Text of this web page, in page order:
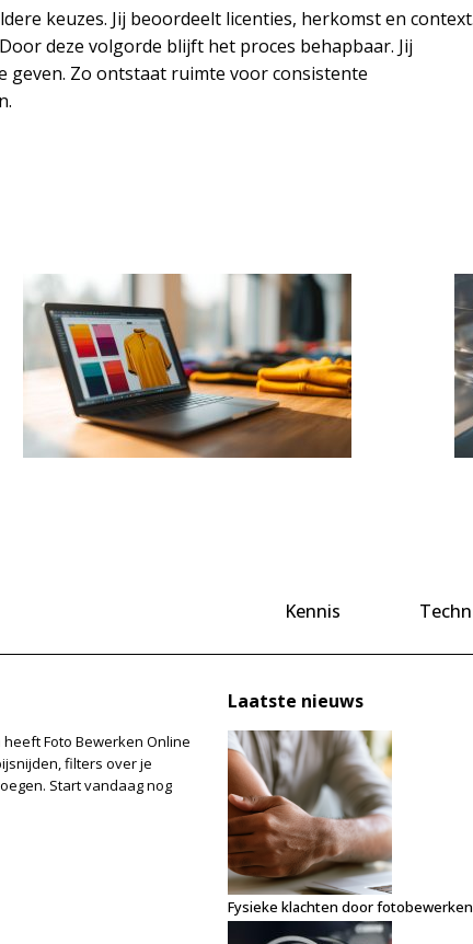
keuzes. Jij beoordeelt licenties, herkomst en
deze volgorde blijft het proces behapbaar. Jij
geven. Zo ontstaat ruimte voor consistente
Kennis
Foto Bewerken Online
filters over je
Start vandaag nog
Laatste nieuws
Fysieke klachten door